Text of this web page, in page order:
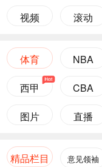
视频 滚动
体育 NBA
西甲 CBA
图片 直播
精品栏目 意见领袖